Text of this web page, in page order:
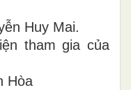
Huy Mai.
tham gia của
Hòa